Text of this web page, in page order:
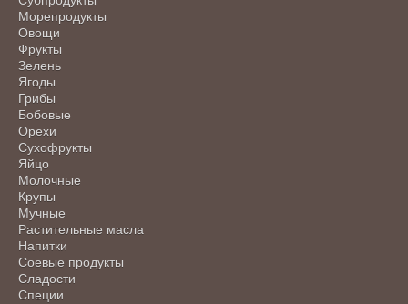
Морепродукты
Овощи
Фрукты
Зелень
Ягоды
Грибы
Бобовые
Орехи
Сухофрукты
Яйцо
Молочные
Крупы
Мучные
Растительные масла
Напитки
Соевые продукты
Сладости
Специи